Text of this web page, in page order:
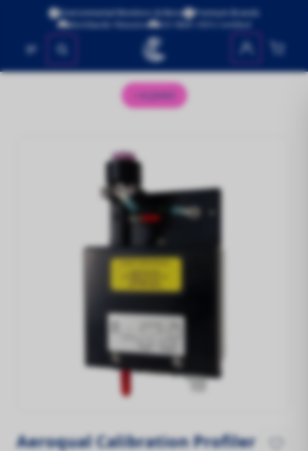
Environmental Monitors & More
Premium Brands
Worldwide Shipping
ISO 9001:2015 Certified
No se encontraron productos
AQM65
Aeroqual Calibration Profiler